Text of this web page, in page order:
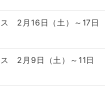
2月16日（土）～17日
2月9日（土）～11日